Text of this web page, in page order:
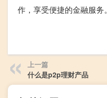
作，享受便捷的金融服务。
上一篇
什么是p2p理财产品